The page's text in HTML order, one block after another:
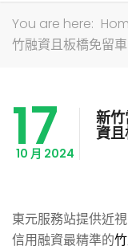
You are here:
竹融資且板橋免留車
17
10 月 2024
新
資
東元服務站提供近
信用融資最精準的